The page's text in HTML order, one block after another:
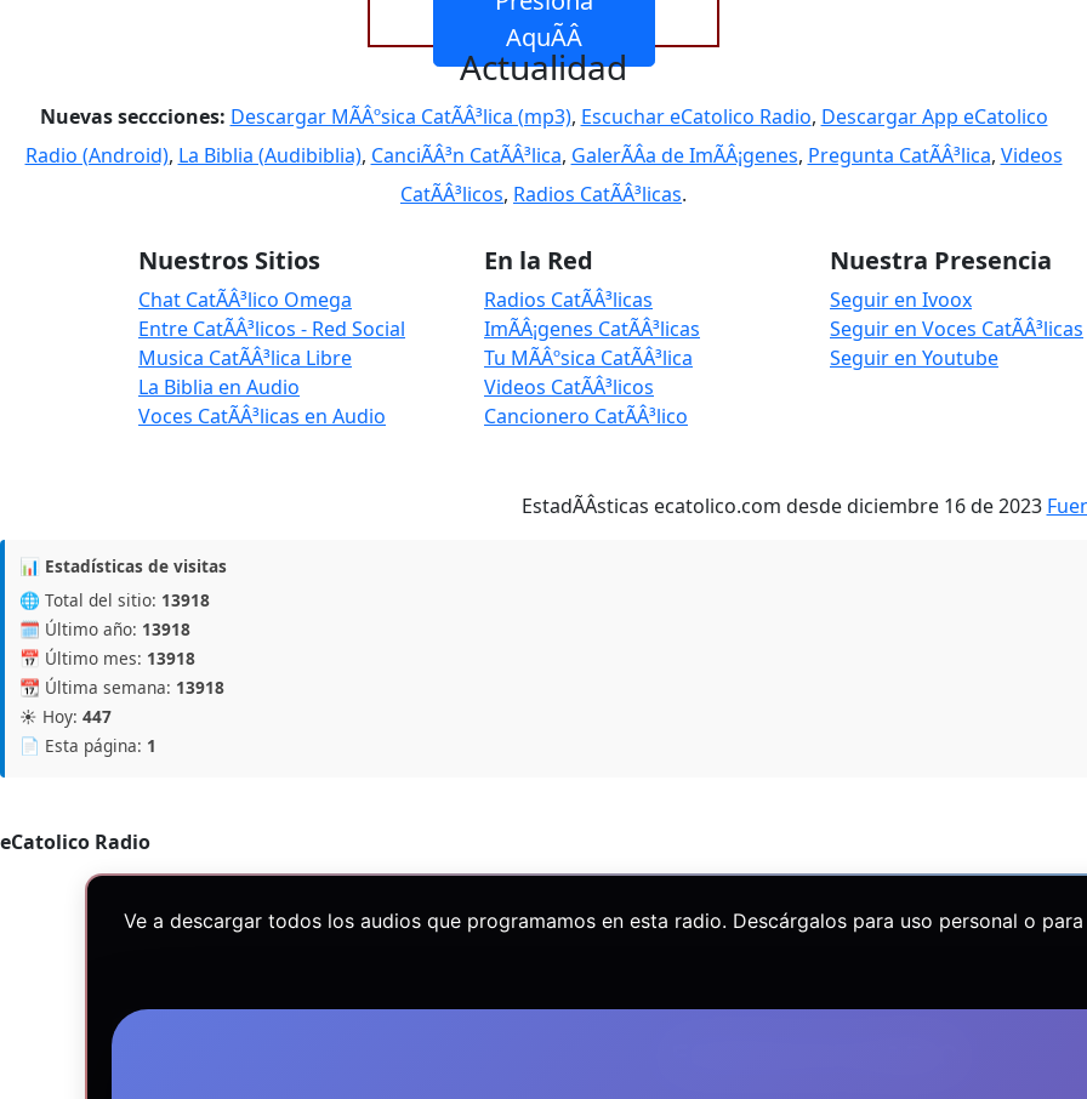
AquÃÂ­
Actualidad
Nuevas seccciones: Descargar MÃÂºsica CatÃÂ³lica (mp3), Escuchar eCatolico Radio, Descargar App eCatolico
Radio (Android), La Biblia (Audibiblia), CanciÃÂ³n CatÃÂ³lica, GalerÃÂ­a de ImÃÂ¡genes, Pregunta CatÃÂ³lica, Videos
CatÃÂ³licos, Radios CatÃÂ³licas.
Nuestros Sitios
Chat CatÃÂ³lico Omega
Entre CatÃÂ³licos - Red Social
Musica CatÃÂ³lica Libre
La Biblia en Audio
Voces CatÃÂ³licas en Audio
En la Red
Radios CatÃÂ³licas
ImÃÂ¡genes CatÃÂ³licas
Tu MÃÂºsica CatÃÂ³lica
Videos CatÃÂ³licos
Cancionero CatÃÂ³lico
Nuestra Presencia
Seguir en Ivoox
Seguir en Voces CatÃÂ³licas
Seguir en Youtube
EstadÃÂ­sticas ecatolico.com desde diciembre 16 de 2023
📊 Estadísticas de visitas
🌐 Total del sitio: 13918
🗓️ Último año: 13918
📅 Último mes: 13918
📆 Última semana: 13918
☀️ Hoy: 447
📄 Esta página: 1
eCatolico Radio